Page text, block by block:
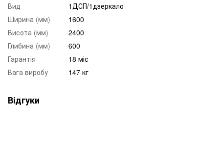
Вид
1ДСП/1дзеркало
Ширина (мм)
1600
Висота (мм)
2400
Глибина (мм)
600
Гарантія
18 міс
Вага виробу
147 кг
Відгуки